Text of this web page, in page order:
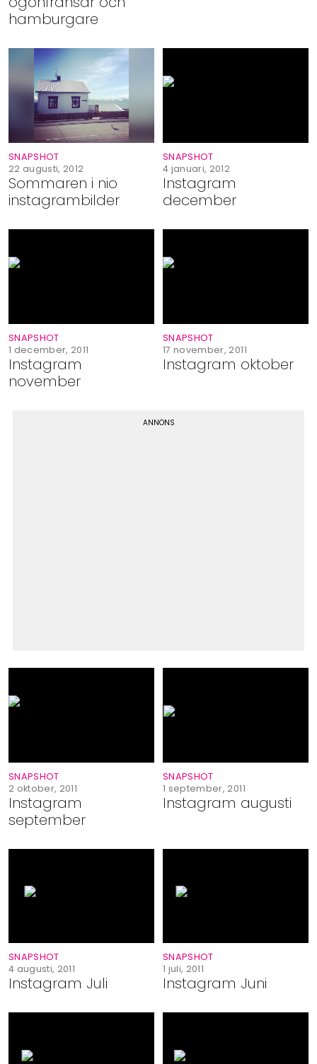
hamburgare
Sommaren i nio
instagrambilder
SNAPSHOT
22 augusti, 2012
Instagram
december
SNAPSHOT
4 januari, 2012
Instagram
november
SNAPSHOT
1 december, 2011
Instagram oktober
SNAPSHOT
17 november, 2011
Instagram
september
SNAPSHOT
2 oktober, 2011
Instagram augusti
SNAPSHOT
1 september, 2011
Instagram Juli
SNAPSHOT
4 augusti, 2011
Instagram Juni
SNAPSHOT
1 juli, 2011